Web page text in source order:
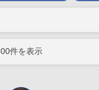
件を表示